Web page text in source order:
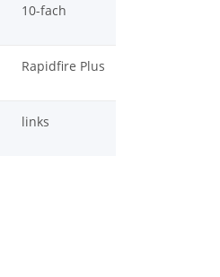
10-fach
Rapidfire Plus
links